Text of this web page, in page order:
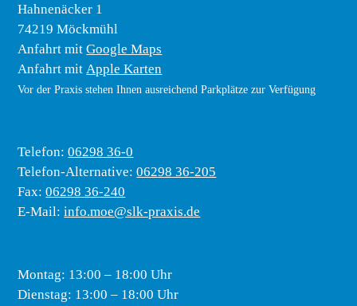
Hahnenäcker 1
74219 Möckmühl
Anfahrt mitGoogle Maps
Anfahrt mit Apple Karten
Vor der Praxis stehen Ihnen ausreichend Parkplätze zur Verfügung
Telefon:06298 36-0
Telefon-Alternative:06298 36-205
Fax:06298 36-240
E-Mail:info.moe@slk-praxis.de
Montag: 13:00 – 18:00 Uhr
Dienstag: 13:00 – 18:00 Uhr